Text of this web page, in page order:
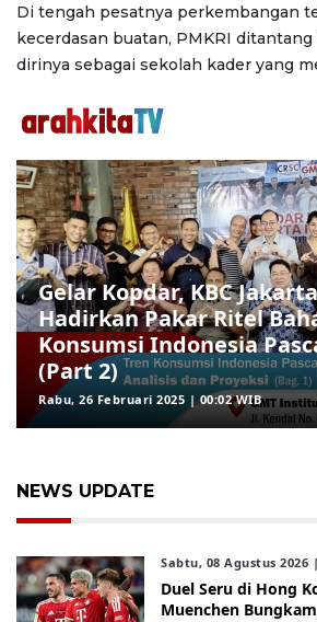
Di tengah pesatnya perkembangan
kecerdasan buatan, PMKRI
dirinya sebagai sekolah kader yang
Gelar Kopdar, KBC
Hadirkan Pakar Ritel
Konsumsi Indonesia
(Part 2)
Rabu, 26 Februari 2025 | 00:02 WIB
NEWS UPDATE
Sabtu, 08 Agustus 2026
Duel Seru di Hong
Muenchen